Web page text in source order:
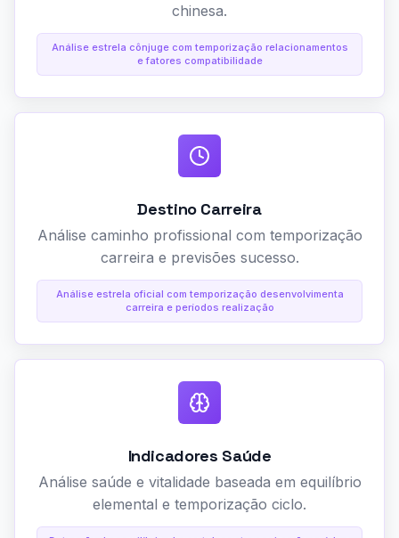
chinesa.
Análise estrela cônjuge com temporização relacionamentos
e fatores compatibilidade
Destino Carreira
Análise caminho profissional com temporização
carreira e previsões sucesso.
Análise estrela oficial com temporização desenvolvimenta
carreira e períodos realização
Indicadores Saúde
Análise saúde e vitalidade baseada em equilíbrio
elemental e temporização ciclo.